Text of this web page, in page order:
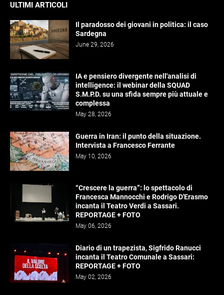
ULTIMI ARTICOLI
Il paradosso dei giovani in politica: il caso
Sardegna
June 29, 2026
IA e pensiero divergente nell'analisi di
intelligence: il webinar della SQUAD
S.M.P.D. su una sfida sempre più attuale e
complessa
May 28, 2026
Guerra in Iran: il punto della situazione.
Intervista a Francesco Ferrante
May 10, 2026
“Crescere la guerra”: lo spettacolo di
Francesca Mannocchi e Rodrigo D'Erasmo
incanta il Teatro Verdi a Sassari.
REPORTAGE + FOTO
May 06, 2026
Diario di un trapezista, Sigfrido Ranucci
incanta il Teatro Comunale a Sassari:
REPORTAGE + FOTO
May 02, 2026